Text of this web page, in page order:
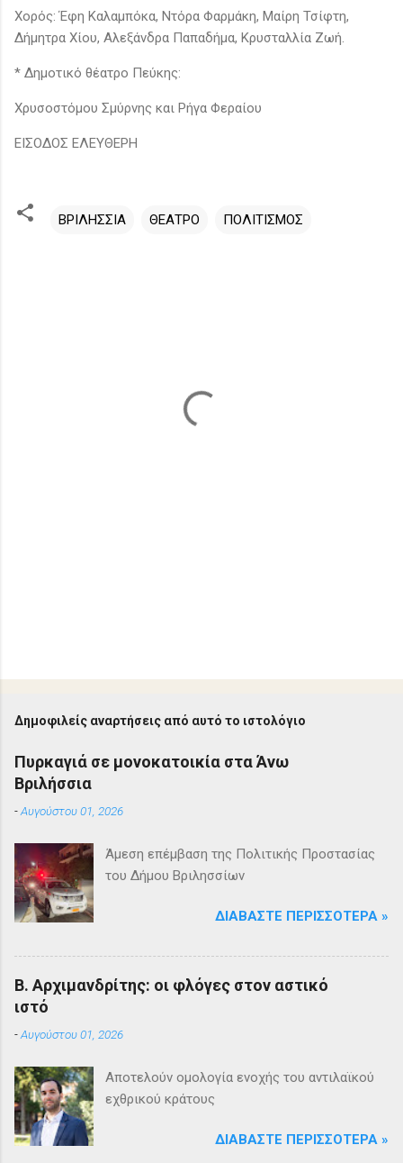
Χορός: Έφη Καλαμπόκα, Ντόρα Φαρμάκη, Μαίρη Τσίφτη,
Δήμητρα Χίου, Αλεξάνδρα Παπαδήμα, Κρυσταλλία Ζωή.
* Δημοτικό θέατρο Πεύκης:
Χρυσοστόμου Σμύρνης και Ρήγα Φεραίου
ΕΙΣΟΔΟΣ ΕΛΕΥΘΕΡΗ
ΒΡΙΛΗΣΣΙΑ ΘΕΑΤΡΟ ΠΟΛΙΤΙΣΜΟΣ
Δημοφιλείς αναρτήσεις από αυτό το ιστολόγιο
Πυρκαγιά σε μονοκατοικία στα Άνω
Βριλήσσια
-Αυγούστου 01, 2026
Άμεση επέμβαση της Πολιτικής Προστασίας
του Δήμου Βριλησσίων
ΔΙΑΒΆΣΤΕ ΠΕΡΙΣΣΌΤΕΡΑ »
Β. Αρχιμανδρίτης: οι φλόγες στον αστικό
ιστό
-Αυγούστου 01, 2026
Αποτελούν ομολογία ενοχής του αντιλαϊκού
εχθρικού κράτους
ΔΙΑΒΆΣΤΕ ΠΕΡΙΣΣΌΤΕΡΑ »